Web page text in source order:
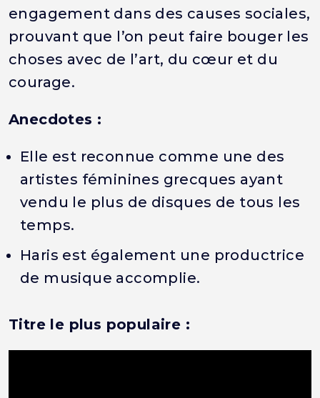
engagement dans des causes sociales,
prouvant que l’on peut faire bouger les
choses avec de l’art, du cœur et du
courage.
Anecdotes :
Elle est reconnue comme une des
artistes féminines grecques ayant
vendu le plus de disques de tous les
temps.
Haris est également une productrice
de musique accomplie.
Titre le plus populaire :